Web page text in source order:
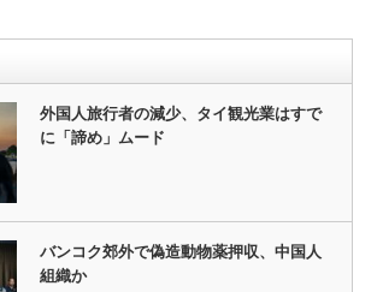
外国人旅行者の減少、タイ観光業はすで
に「諦め」ムード
バンコク郊外で偽造動物薬押収、中国人
組織か